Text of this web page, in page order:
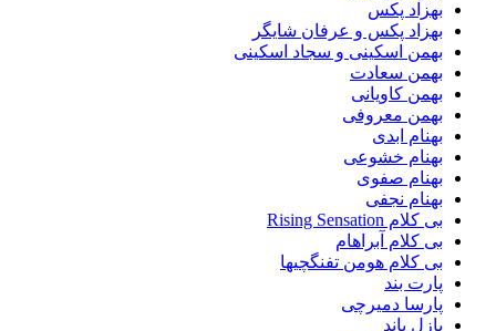
بهزاد پکس
بهزاد پکس و عرفان شایگر
بهمن اسکینی و سجاد اسکینی
بهمن سعادت
بهمن کاویانی
بهمن معروفی
بهنام ابدی
بهنام خشوعی
بهنام صفوی
بهنام نجفی
بی کلام Rising Sensation
بی کلام آبراهام
بی کلام هومن تفنگچیها
پارت بند
پارسا دمیرچی
پازل باند